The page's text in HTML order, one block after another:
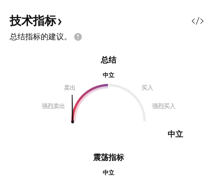
技术指标
总结指标的建议。
震荡指标
中立
总结
中立
卖出
买入
强烈卖出 强烈买入
中立